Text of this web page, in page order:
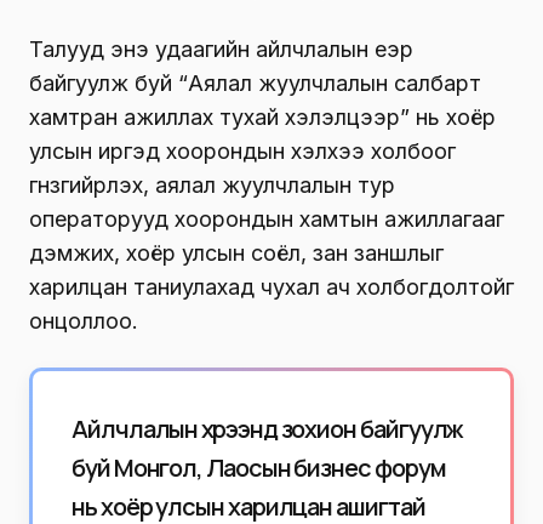
Талууд энэ удаагийн айлчлалын үеэр
байгуулж буй “Аялал жуулчлалын салбарт
хамтран ажиллах тухай хэлэлцээр” нь хоёр
улсын иргэд хоорондын хэлхээ холбоог
гүнзгийрүүлэх, аялал жуулчлалын тур
операторууд хоорондын хамтын ажиллагааг
дэмжих, хоёр улсын соёл, зан заншлыг
харилцан таниулахад чухал ач холбогдолтойг
онцоллоо.
Айлчлалын хүрээнд зохион байгуулж
буй Монгол, Лаосын бизнес форум
нь хоёр улсын харилцан ашигтай